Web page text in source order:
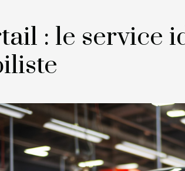
: le service